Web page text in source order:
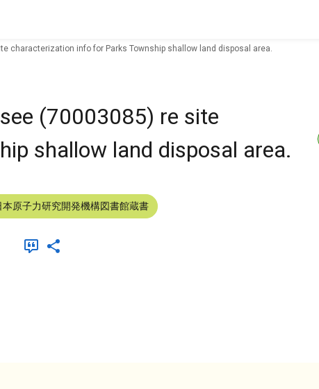
characterization info for Parks Township shallow land disposal area.
(70003085) re site
shallow land disposal area.
本原子力研究開発機構図書館蔵書